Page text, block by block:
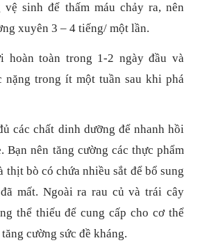
vệ sinh để thấm máu chảy ra, nên
xuyên 3 – 4 tiếng/ một lần.
hoàn toàn trong 1-2 ngày đầu và
nặng trong ít một tuần sau khi phá
các chất dinh dưỡng để nhanh hồi
Bạn nên tăng cường các thực phẩm
thịt bò có chứa nhiều sắt để bổ sung
mất. Ngoài ra rau củ và trái cây
thể thiếu để cung cấp cho cơ thể
cường sức đề kháng.